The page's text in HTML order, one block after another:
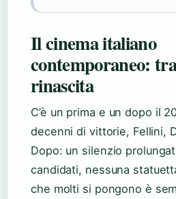
Il cinema italiano
contemporaneo:
rinascita
C’è un prima e un dopo il
decenni di vittorie, Fellini,
Dopo: un silenzio
candidati, nessuna
che molti si pongono è